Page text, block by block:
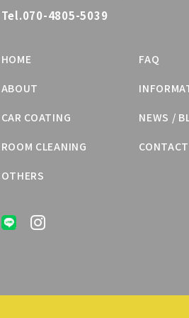
Tel.070-4805-5039
HOME
ABOUT
CAR COATING
ROOM CLEANING
OTHERS
FAQ
NEWS /
CONTACT
LINEINSTAGRAM